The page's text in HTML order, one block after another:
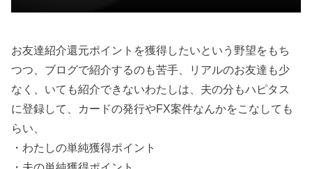
お友達紹介還元ポイントを獲得したいという野望をもち
つつ、ブログで紹介するのも苦手、リアルのお友達も少
なく、いても紹介できないわたしは、夫の分もハピタス
に登録して、カードの発行やFX案件なんかをこなしても
らい、
・わたしの単純獲得ポイント